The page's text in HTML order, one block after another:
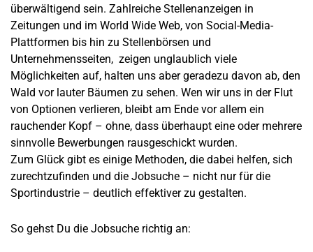
überwältigend sein. Zahlreiche Stellenanzeigen in
Zeitungen und im World Wide Web, von Social-Media-
Plattformen bis hin zu Stellenbörsen und
Unternehmensseiten, zeigen unglaublich viele
Möglichkeiten auf, halten uns aber geradezu davon ab, den
Wald vor lauter Bäumen zu sehen. Wen wir uns in der Flut
von Optionen verlieren, bleibt am Ende vor allem ein
rauchender Kopf – ohne, dass überhaupt eine oder mehrere
sinnvolle Bewerbungen rausgeschickt wurden.
Zum Glück gibt es einige Methoden, die dabei helfen, sich
zurechtzufinden und die Jobsuche – nicht nur für die
Sportindustrie – deutlich effektiver zu gestalten.
So gehst Du die Jobsuche richtig an: